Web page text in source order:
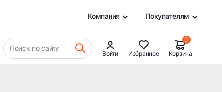
Компания Покупателям
Поиск по сайту
Войти Избранное
0
Корзина